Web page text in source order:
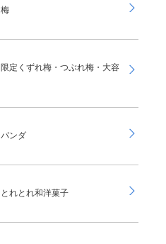
梅
限定くずれ梅・つぶれ梅・大容
パンダ
とれとれ和洋菓子